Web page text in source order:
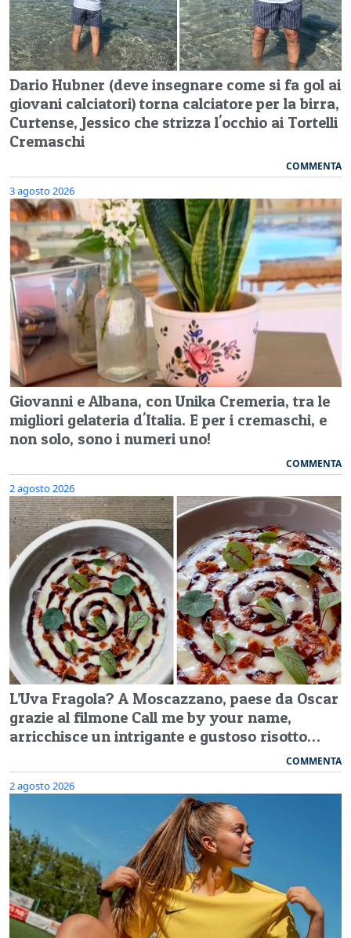
Dario Hubner (deve insegnare come si fa gol ai
giovani calciatori) torna calciatore per la birra,
Curtense, Jessico che strizza l'occhio ai Tortelli
Cremaschi
COMMENTA
3 agosto 2026
Giovanni e Albana, con Unika Cremeria, tra le
migliori gelateria d'Italia. E per i cremaschi, e
non solo, sono i numeri uno!
COMMENTA
2 agosto 2026
L’Uva Fragola? A Moscazzano, paese da Oscar
grazie al filmone Call me by your name,
arricchisce un intrigante e gustoso risotto…
COMMENTA
2 agosto 2026